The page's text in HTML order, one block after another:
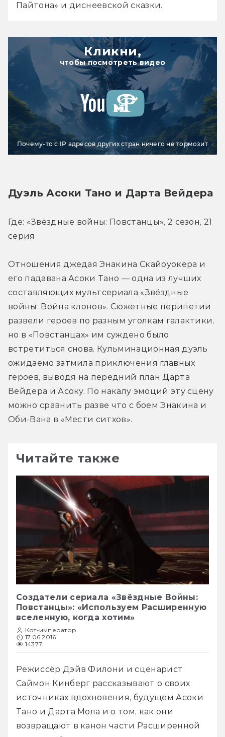
Пайтона» и диснеевской сказки.
Кликни,
чтобы посмотреть видео
Почему-то с IP адресов других стран ничего не тормозит
Дуэль Асоки Тано и Дарта Вейдера
Где: «Звёздные войны: Повстанцы», 2 сезон, 21
серия
Отношения джедая Энакина Скайоуокера и
его падавана Асоки Тано — одна из лучших
составляющих мультсериала «Звёздные
войны: Война клонов». Сюжетные перипетии
развели героев по разным уголкам галактики,
но в «Повстанцах» им суждено было
встретиться снова. Кульминационная дуэль
ожидаемо затмила приключения главных
героев, выводя на передний план Дарта
Вейдера и Асоку. По накалу эмоций эту сцену
можно сравнить разве что с боем Энакина и
Оби-Вана в «Мести ситхов».
Читайте также
Создатели сериала «Звёздные Войны:
Повстанцы»: «Используем Расширенную
вселенную, когда хотим»
Кот-император
17.06.2016
14377
Режиссёр Дэйв Филони и сценарист
Саймон Кинберг рассказывают о своих
источниках вдохновения, будущем Асоки
Тано и Дарта Мола и о том, как они
возвращают в канон части Расширенной